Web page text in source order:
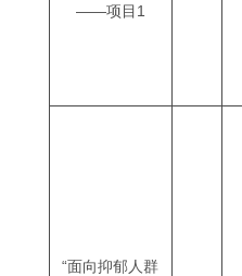
——项目1
“面向抑郁人群